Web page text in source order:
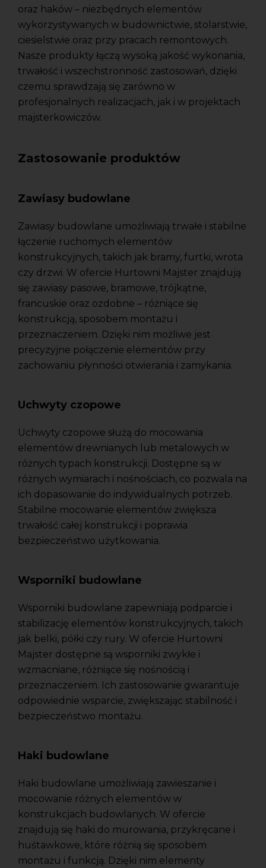
oraz haków – niezbędnych elementów
wykorzystywanych w budownictwie, stolarstwie,
ciesielstwie oraz przy pracach remontowych.
Nasze produkty łączą wysoką jakość wykonania,
trwałość i wszechstronność zastosowań, dzięki
czemu sprawdzają się zarówno w
profesjonalnych realizacjach, jak i w projektach
majsterkowiczów.
Zastosowanie produktów
Zawiasy budowlane
Zawiasy budowlane umożliwiają trwałe i stabilne
łączenie ruchomych elementów
konstrukcyjnych, takich jak bramy, furtki, wrota
czy drzwi. W ofercie Hurtowni Majster znajdują
się zawiasy pasowe, bramowe, trójkątne,
francuskie oraz ozdobne – różniące się
konstrukcją, sposobem montażu i
przeznaczeniem. Dzięki nim możliwe jest
precyzyjne połączenie elementów przy
zachowaniu płynności otwierania i zamykania.
Uchwyty czopowe
Uchwyty czopowe służą do mocowania
elementów drewnianych lub metalowych w
różnych typach konstrukcji. Dostępne są w
różnych wymiarach i nośnościach, co pozwala na
ich dopasowanie do indywidualnych potrzeb.
Stabilne mocowanie elementów zwiększa
trwałość całej konstrukcji i poprawia
bezpieczeństwo użytkowania.
Wsporniki budowlane
Wsporniki budowlane zapewniają podparcie i
stabilizację elementów konstrukcyjnych, takich
jak belki, półki czy rury. W ofercie Hurtowni
Majster dostępne są wsporniki zwykłe i
wzmacniane, różniące się nośnością i
przeznaczeniem. Ich zastosowanie gwarantuje
odpowiednie wsparcie, zwiększając stabilność i
bezpieczeństwo montażu.
Haki budowlane
Haki budowlane umożliwiają zawieszanie i
mocowanie różnych elementów w
konstrukcjach budowlanych. W ofercie
znajdują się haki do murowania, przykręcane i
huśtawkowe, które różnią się sposobem
montażu i funkcją. Dzięki nim elementy